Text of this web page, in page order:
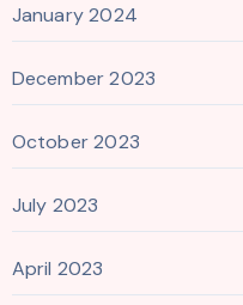
January 2024
December 2023
October 2023
July 2023
April 2023